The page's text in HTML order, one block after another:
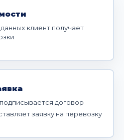
клиент получает
договор
заявку на перевозку